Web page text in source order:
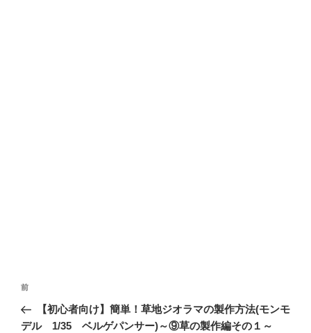
投
ナ
前
の
投
前
【初心者向け】簡単！草地ジオラマの製作方法(モンモ
デル 1/35 ベルゲパンサー)～⑨草の製作編その１～